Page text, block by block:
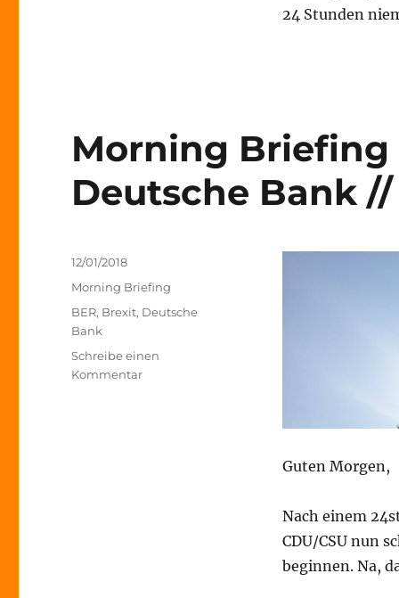
24 Stunden
Morning Briefing
Deutsche Bank
Guten Morgen,
Nach einem
CDU/CSU nun
beginnen. Na,
Veröffentlicht
am
12/01/2018
Kategorien
Morning Briefing
Schlagwörter
BER, Brexit, Deutsche
Bank
Schreibe einen
Kommentarzu